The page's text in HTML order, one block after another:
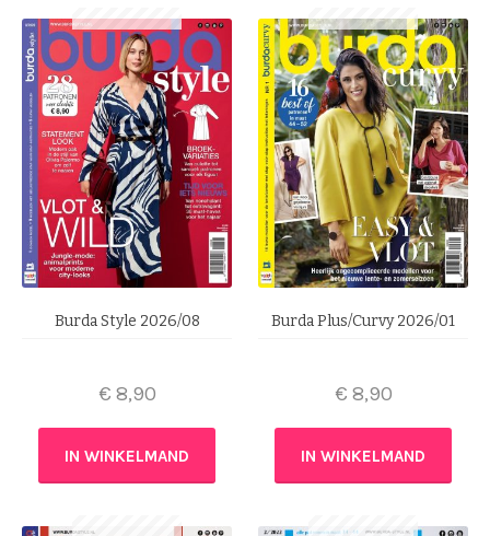
Burda Style 2026/08
€ 8,90
IN WINKELMAND
Burda Plus/Curvy 2026/01
€ 8,90
IN WINKELMAND